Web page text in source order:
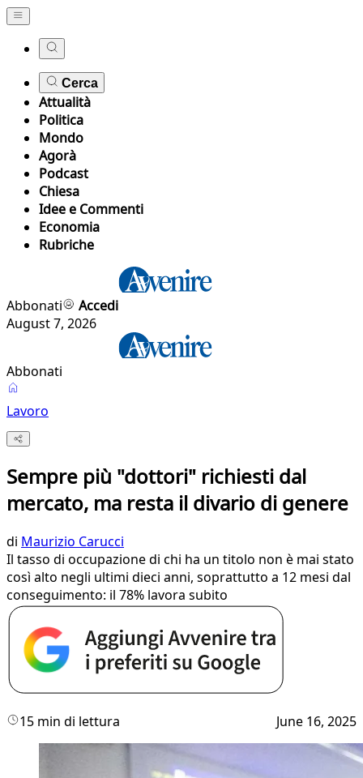
Cerca
Attualità
Politica
Mondo
Agorà
Podcast
Chiesa
Idee e Commenti
Economia
Rubriche
Abbonati
Accedi
August 7, 2026
Abbonati
Lavoro
Sempre più "dottori" richiesti dal
mercato, ma resta il divario di genere
di Maurizio Carucci
Il tasso di occupazione di chi ha un titolo non è mai stato
così alto negli ultimi dieci anni, soprattutto a 12 mesi dal
conseguimento: il 78% lavora subito
15 min di lettura June 16, 2025